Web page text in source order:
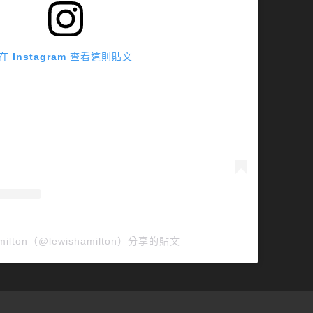
Instagram 查看這則貼文
（@lewishamilton）分享的貼文